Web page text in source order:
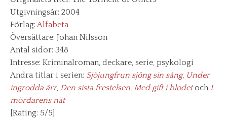
Utgivningsår: 2004
Förlag:Alfabeta
Översättare: Johan Nilsson
Antal sidor: 348
Intresse: Kriminalroman, deckare, serie, psykologi
Andra titlar i serien: Sjöjungfrun sjöng sin sång, Under
ingrodda ärr, Den sista frestelsen, Med gift i blodetoch I
mördarens nät
[Rating: 5/5]